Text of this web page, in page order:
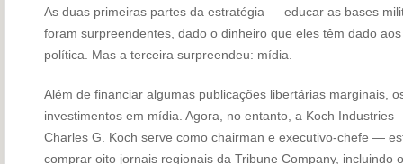
As duas primeiras partes da estratégia — educar as bases
foram surpreendentes, dado o dinheiro que eles têm dado
política. Mas a terceira surpreendeu: mídia.
Além de financiar algumas publicações libertárias marginais,
investimentos em mídia. Agora, no entanto, a Koch
Charles G. Koch serve como chairman e executivo-chefe —
comprar oito jornais regionais da Tribune Company, incluindo